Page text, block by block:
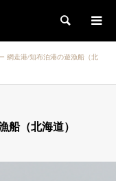
検索
網走港/知布泊港の遊漁船（北
船（北海道）